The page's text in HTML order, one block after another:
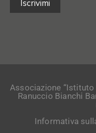
Associazione
Ranuccio Bianchi
Informativa